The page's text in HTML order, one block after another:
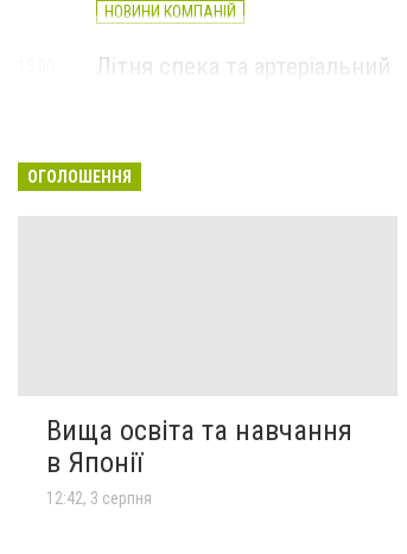
НОВИНИ КОМПАНІЙ
Літня спека та артеріальний
ОГОЛОШЕННЯ
Вища освіта та навчання
в Японії
12:42, 3 серпня